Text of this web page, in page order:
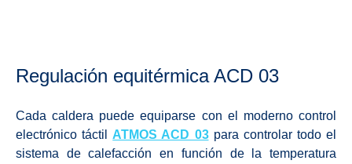
Regulación equitérmica ACD 03
Cada caldera puede equiparse con el moderno control
electrónico táctil ATMOS ACD 03para controlar todo el
sistema de calefacción en función de la temperatura